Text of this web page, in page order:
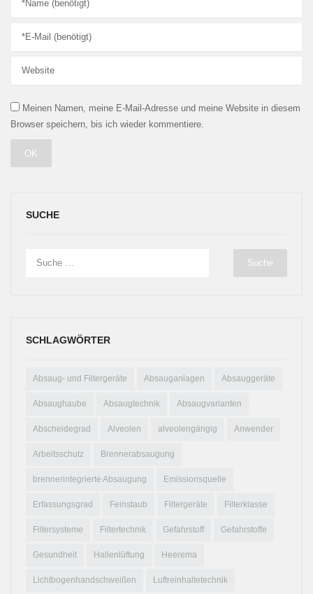
Meinen Namen, meine E-Mail-Adresse und meine Website in diesem
Browser speichern, bis ich wieder kommentiere.
SUCHE
SCHLAGWÖRTER
Absaug- und Filtergeräte Absauganlagen Absauggeräte
Absaughaube Absaugtechnik Absaugvarianten
Abscheidegrad Alveolen alveolengängig Anwender
Arbeitsschutz Brennerabsaugung
brennerintegrierte Absaugung Emissionsquelle
Erfassungsgrad Feinstaub Filtergeräte Filterklasse
Filtersysteme Filtertechnik Gefahrstoff Gefahrstoffe
Gesundheit Hallenlüftung Heerema
Lichtbogenhandschweißen Luftreinhaltetechnik